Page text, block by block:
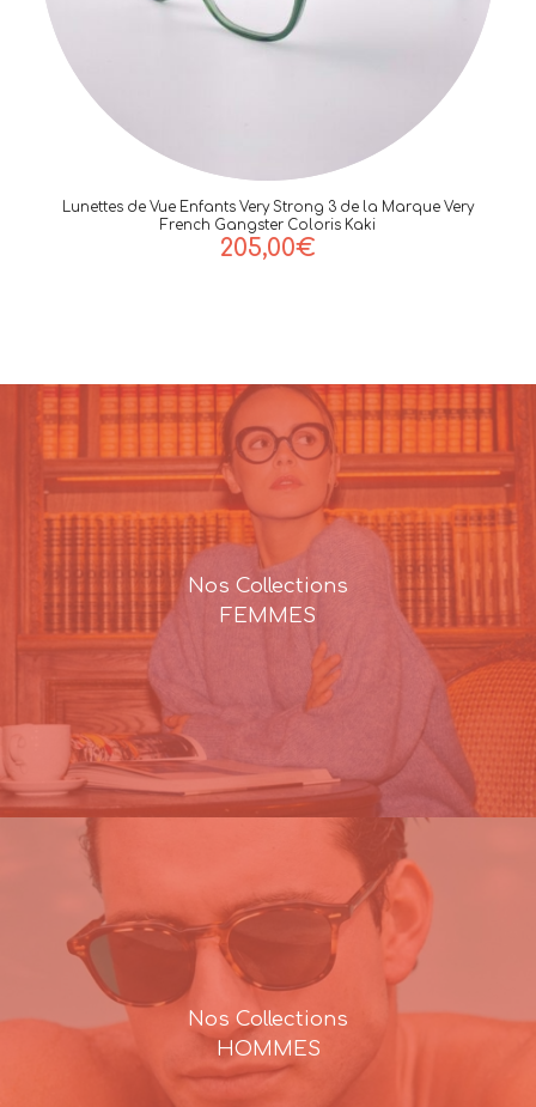
Lunettes de Vue Enfants Very Strong 3 de la Marque Very
French Gangster Coloris Kaki
205,00€
Nos Collections
FEMMES
Nos Collections
HOMMES